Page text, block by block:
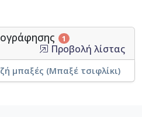
1
Προβολή λίστας
μπαξές (Μπαξέ τσιφλίκι)